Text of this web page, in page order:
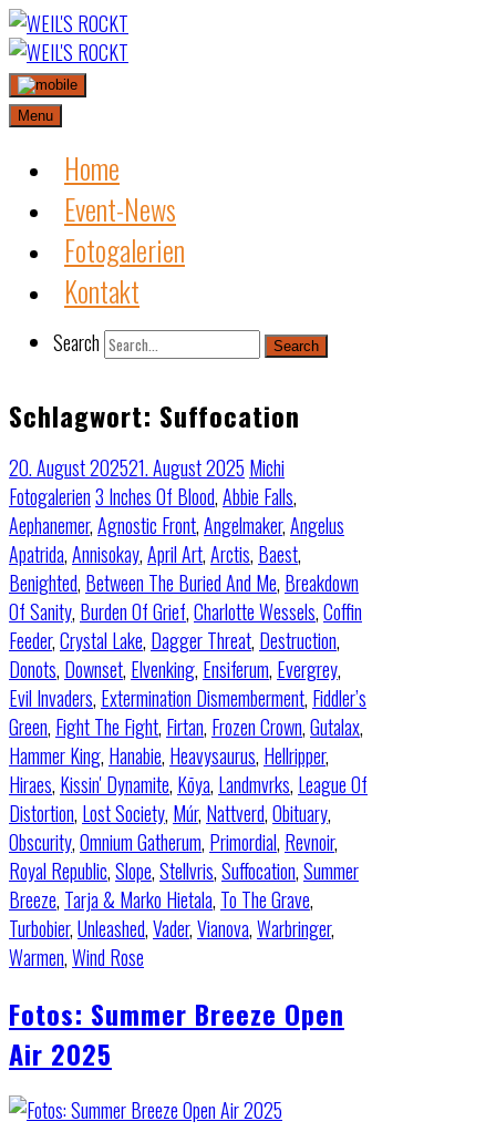
Skip
to
content
Menu
Home
Event-News
Fotogalerien
Kontakt
Search Search
Schlagwort: Suffocation
20. August 202521. August 2025 Michi
Fotogalerien3 Inches Of Blood,Abbie Falls,
Aephanemer,Agnostic Front,Angelmaker,Angelus
Apatrida,Annisokay,April Art,Arctis, Baest,
Benighted, Between The Buried And Me, Breakdown
Of Sanity, Burden Of Grief,Charlotte Wessels,Coffin
Feeder,Crystal Lake, Dagger Threat, Destruction,
Donots, Downset, Elvenking, Ensiferum, Evergrey,
Evil Invaders, Extermination Dismemberment, Fiddler’s
Green, Fight The Fight, Firtan, Frozen Crown,Gutalax,
Hammer King, Hanabie, Heavysaurus, Hellripper,
Hiraes, Kissin' Dynamite, Kōya, Landmvrks, League Of
Distortion, Lost Society, Múr, Nattverd,Obituary,
Obscurity,Omnium Gatherum, Primordial, Revnoir,
Royal Republic,Slope,Stellvris,Suffocation,Summer
Breeze, Tarja & Marko Hietala, To The Grave,
Turbobier,Unleashed,Vader,Vianova,Warbringer,
Warmen,Wind Rose
Fotos: Summer Breeze Open
Air 2025